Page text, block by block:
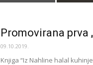
Promovirana prva
09.10.2019.
Knjiga “Iz Nahline halal